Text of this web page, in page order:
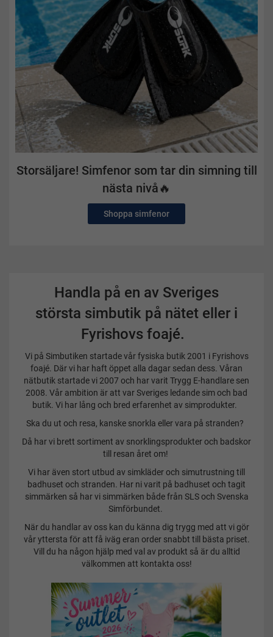
Storsäljare! Simfenor som tar din simning till
nästa nivå🔥
Shoppa simfenor
Handla på en av Sveriges
största simbutik på nätet eller i
Fyrishovs foajé.
Vi på Simbutiken startade vår fysiska butik 2001 i Fyrishovs
foajé. Där vi har haft öppet alla dagar sedan dess. Våran
nätbutik startade vi 2007 och har varit Trygg E-handlare sen
2008. Vår ambition är att var Sveriges ledande sim och bad
butik. Vi har lång och bred erfarenhet av simprodukter.
Ska du ut och resa, kanske snorkla eller vara på stranden?
Då har vi brett sortiment av snorklingsprodukter och badskor
till resan året om!
Vi har även stort utbud av simkläder och simutrustning till
badhuset och stranden. Har ni varit på badhuset och tagit
simmärken så har vi simmärken både från SLS och Svenska
Simförbundet.
När du handlar av oss kan du känna dig trygg med att vi gör
vår yttersta för att få iväg eran order snabbt till bästa priset.
Vill du ha någon hjälp med val av produkt så är du alltid
välkommen att kontakta oss!